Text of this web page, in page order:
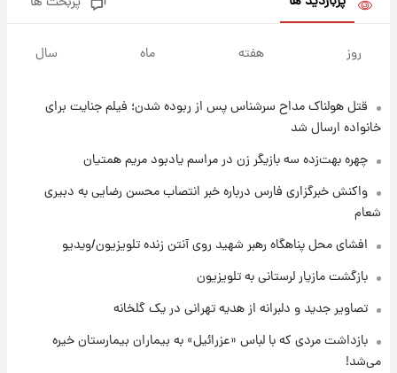
مرداد ۱۴۰۵ +جدول
۸ ساعت پیش
۸ ساعت پیش
۹ ساعت پیش
قیمت محصولات ایران‌خودرو و سایپا امروز شنبه
۱۷ مرداد ۱۴۰۵
روز هفته ماه سال
قتل هولناک مداح سرشناس پس از ربوده شدن؛ فیلم جنایت برای
خانواده ارسال شد
چهره بهت‌زده سه بازیگر زن در مراسم یادبود مریم همتیان
واکنش خبرگزاری فارس درباره خبر انتصاب محسن رضایی به دبیری
شعام
افشای محل پناهگاه‌ رهبر شهید روی آنتن زنده تلویزیون/ویدیو
بازگشت مازیار لرستانی به تلویزیون
تصاویر جدید و دلبرانه از هدیه تهرانی در یک گلخانه
بازداشت مردی که با لباس «عزرائیل» به بیماران بیمارستان خیره
می‌شد!